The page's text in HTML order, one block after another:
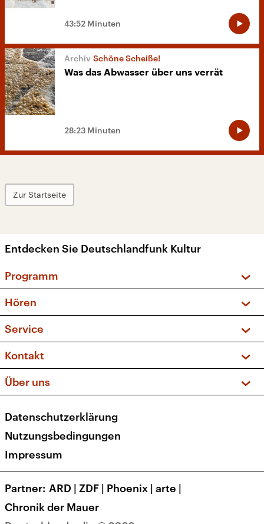
43:52 Minuten
Schöne Scheiße!
Was das Abwasser über uns verrät
28:23 Minuten
Zur Startseite
Entdecken Sie Deutschlandfunk Kultur
Programm
Sendungen und Podcasts
Musikliste
Kakadu – Das Kinderprogramm
Hören
Frequenzen (UKW + DAB+)
Service
FAQ
Apps
Newsletter
Veranstaltungen
Kontakt
Social Media
Über uns
Presse
Karriere
Transparenz
Datenschutzerklärung
Nutzungsbedingungen
Impressum
Partner ARD | ZDF | Phoenix | arte |
Chronik der Mauer